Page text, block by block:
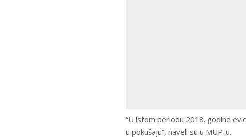
“U istom periodu 2018. godine
u pokušaju”, naveli su u MUP-u.